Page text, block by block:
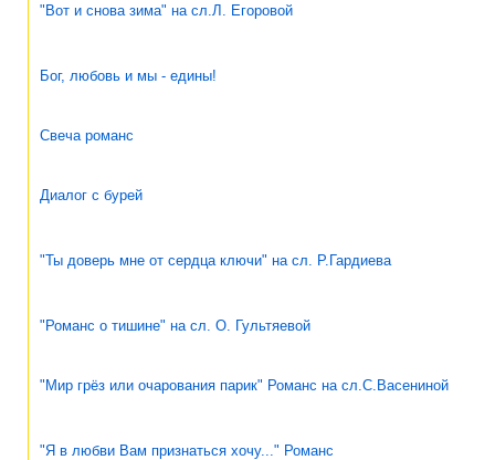
"Вот и снова зима" на сл.Л. Егоровой
Бог, любовь и мы - едины!
Свеча романс
Диалог с бурей
"Ты доверь мне от сердца ключи" на сл. Р.Гардиева
"Романс о тишине" на сл. О. Гультяевой
"Мир грёз или очарования парик" Романс на сл.С.Васениной
"Я в любви Вам признаться хочу..." Романс